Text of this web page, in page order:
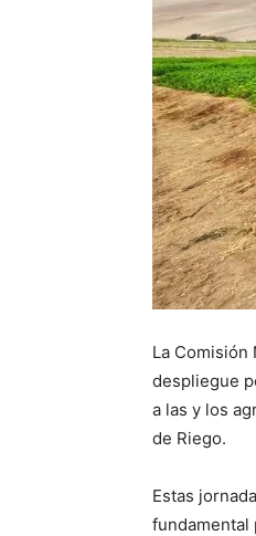
La Comisión
despliegue
a las y los
de Riego.
Estas
fundamental